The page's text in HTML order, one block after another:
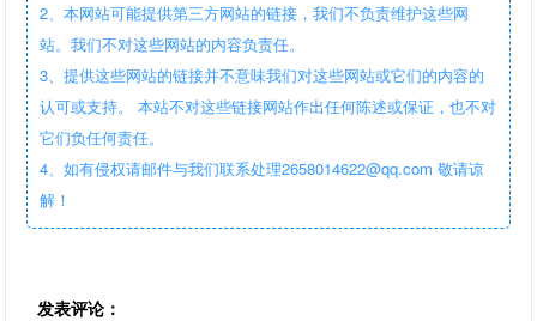
2、本网站可能提供第三方网站的链接，我们不负责维护这些网
站。我们不对这些网站的内容负责任。
3、提供这些网站的链接并不意味我们对这些网站或它们的内容的
认可或支持。 本站不对这些链接网站作出任何陈述或保证，也不对
它们负任何责任。
4、如有侵权请邮件与我们联系处理2658014622@qq.com 敬请谅
解！
发表评论：